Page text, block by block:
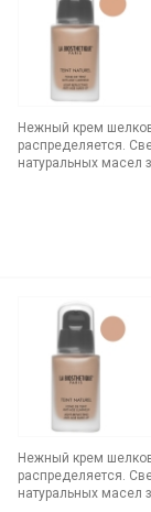
Нежный крем
распределяется.
натуральных масел
Нежный крем
распределяется.
натуральных масел